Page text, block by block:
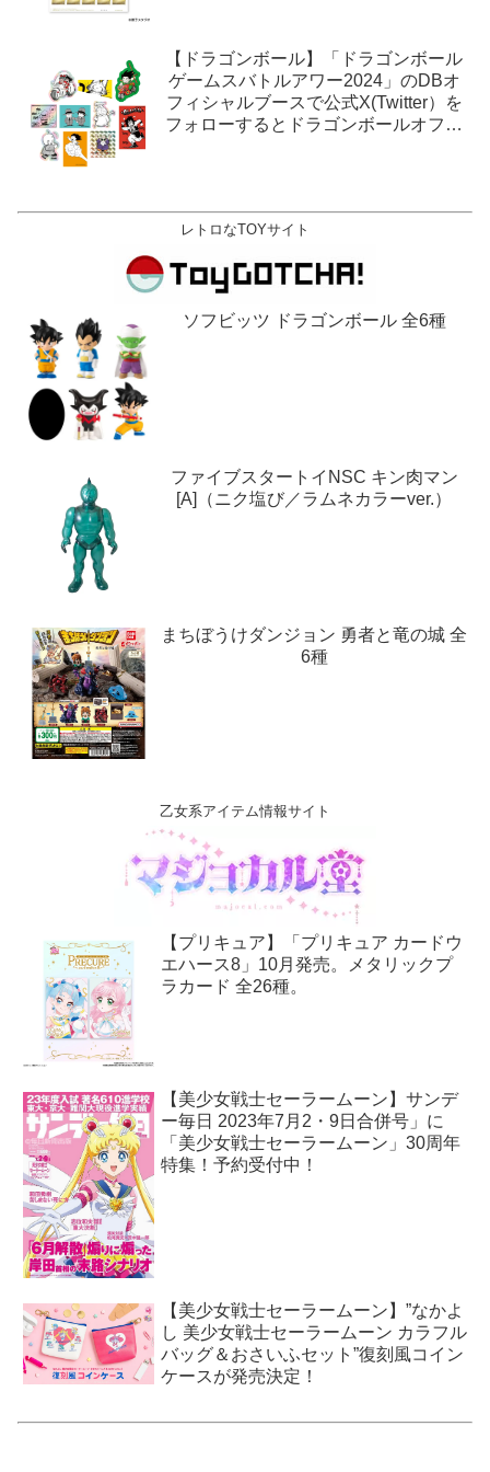
【ドラゴンボール】「ドラゴンボール
ゲームスバトルアワー2024」のDBオ
フィシャルブースで公式X(Twitter）を
フォローするとドラゴンボールオフィ
レトロなTOYサイト
ソフビッツ ドラゴンボール 全6種
ファイブスタートイNSC キン肉マン
[A]（ニク塩び／ラムネカラーver.）
まちぼうけダンジョン 勇者と竜の城 全
6種
乙女系アイテム情報サイト
【プリキュア】「プリキュア カードウ
エハース8」10月発売。メタリックプ
ラカード 全26種。
【美少女戦士セーラームーン】サンデ
ー毎日 2023年7月2・9日合併号」に
「美少女戦士セーラームーン」30周年
特集！予約受付中！
【美少女戦士セーラームーン】”なかよ
し 美少女戦士セーラームーン カラフル
バッグ＆おさいふセット”復刻風コイン
ケースが発売決定！